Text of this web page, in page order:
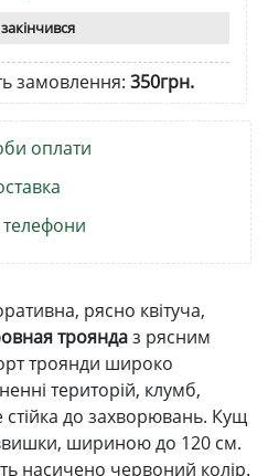
замовлення: 350грн.
оплати
рясно квітуча,
трояндаз рясним
троянди широко
територій, клумб,
стійка до захворювань. Кущ
шириною до 120 см.
насичено червоний колір.